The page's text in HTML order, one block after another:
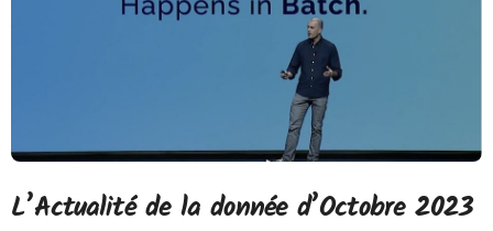
L’Actualité de la donnée d’Octobre 2023